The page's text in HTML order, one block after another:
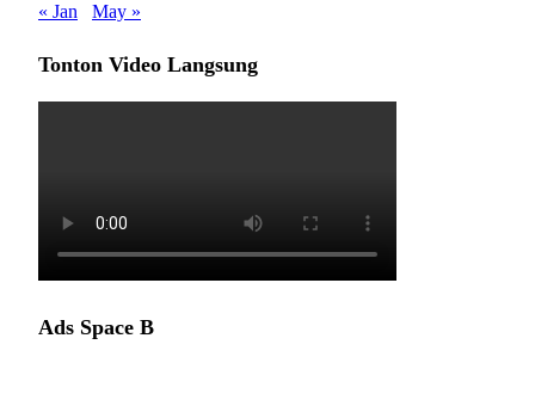
« Jan
May »
Tonton Video Langsung
Ads Space B